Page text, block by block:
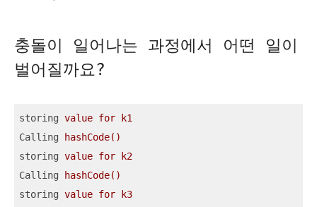
충돌이 일어나는 과정에서 어떤 일이
벌어질까요?
storing value for k1
Calling
hashCode()
storing value for k2
Calling
hashCode()
storing value for k3